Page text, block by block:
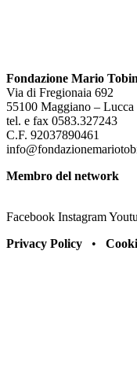
Fondazione Mario
Via di Fregionaia 692
55100 Maggiano – Lucca
tel. e fax 0583.327243
C.F. 92037890461
Membro del network
Facebook Instagram
Privacy Policy •